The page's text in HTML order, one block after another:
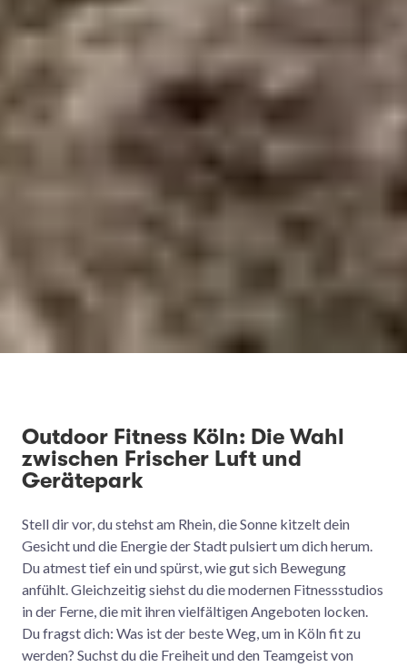
Outdoor Fitness Köln: Die Wahl
zwischen Frischer Luft und
Gerätepark
Stell dir vor, du stehst am Rhein, die Sonne kitzelt dein
Gesicht und die Energie der Stadt pulsiert um dich herum.
Du atmest tief ein und spürst, wie gut sich Bewegung
anfühlt. Gleichzeitig siehst du die modernen Fitnessstudios
in der Ferne, die mit ihren vielfältigen Angeboten locken.
Du fragst dich: Was ist der beste Weg, um in Köln fit zu
werden? Suchst du die Freiheit und den Teamgeist von